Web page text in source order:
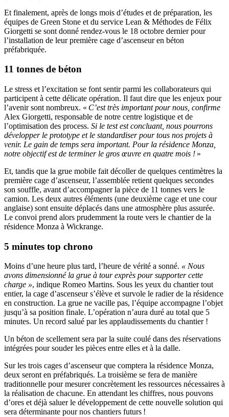
Et finalement, après de longs mois d’études et de préparation, les
équipes de Green Stone et du service Lean & Méthodes de Félix
Giorgetti se sont donné rendez-vous le 18 octobre dernier pour
l’installation de leur première cage d’ascenseur en béton
préfabriquée.
11 tonnes de béton
Le stress et l’excitation se font sentir parmi les collaborateurs qui
participent à cette délicate opération. Il faut dire que les enjeux pour
l’avenir sont nombreux. « C’est très important pour nous, confirme
Alex Giorgetti, responsable de notre centre logistique et de
l’optimisation des process. Si le test est concluant, nous pourrons
développer le prototype et le standardiser pour tous nos projets à
venir. Le gain de temps sera important. Pour la résidence Monza,
notre objectif est de terminer le gros œuvre en quatre mois ! »
Et, tandis que la grue mobile fait décoller de quelques centimètres la
première cage d’ascenseur, l’assemblée retient quelques secondes
son souffle, avant d’accompagner la pièce de 11 tonnes vers le
camion. Les deux autres éléments (une deuxième cage et une cour
anglaise) sont ensuite déplacés dans une atmosphère plus assurée.
Le convoi prend alors prudemment la route vers le chantier de la
résidence Monza à Wickrange.
5 minutes top chrono
Moins d’une heure plus tard, l’heure de vérité a sonné. « Nous
avons dimensionné la grue à tour exprès pour supporter cette
charge », indique Romeo Martins. Sous les yeux du chantier tout
entier, la cage d’ascenseur s’élève et survole le radier de la résidence
en construction. La grue ne vacille pas, l’équipe accompagne l’objet
jusqu’à sa position finale. L’opération n’aura duré au total que 5
minutes. Un record salué par les applaudissements du chantier !
Un béton de scellement sera par la suite coulé dans des réservations
intégrées pour souder les pièces entre elles et à la dalle.
Sur les trois cages d’ascenseur que comptera la résidence Monza,
deux seront en préfabriqués. La troisième se fera de manière
traditionnelle pour mesurer concrètement les ressources nécessaires à
la réalisation de chacune. En attendant les chiffres, nous pouvons
d’ores et déjà saluer le développement de cette nouvelle solution qui
sera déterminante pour nos chantiers futurs !